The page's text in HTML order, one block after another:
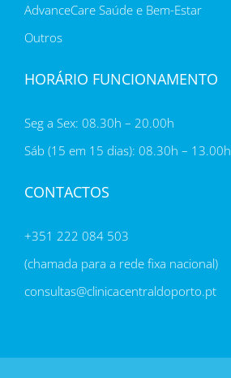
AdvanceCare Saúde e Bem-Estar
Outros
HORÁRIO FUNCIONAMENTO
Seg a Sex: 08.30h – 20.00h
Sáb (15 em 15 dias): 08.30h – 13.00h
CONTACTOS
+351 222 084 503
(chamada para a rede fixa nacional)
consultas@clinicacentraldoporto.pt